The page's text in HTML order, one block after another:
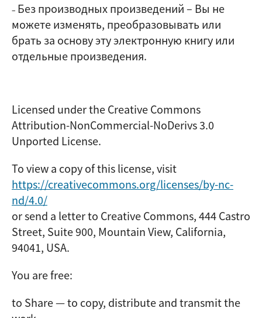
– Без производных произведений– Вы не
можете изменять, преобразовывать или
брать за основу эту электронную книгу или
отдельные произведения.
Licensed under the Creative Commons
Attribution-NonCommercial-NoDerivs 3.0
Unported License.
To view a copy of this license, visit
https://creativecommons.org/licenses/by-nc-
nd/4.0/
or send a letter to Creative Commons, 444 Castro
Street, Suite 900, Mountain View, California,
94041, USA.
You are free:
to Share — to copy, distribute and transmit the